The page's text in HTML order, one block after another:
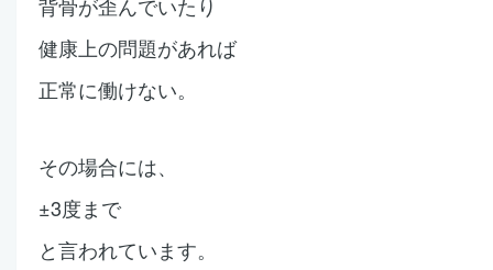
健康上の問題があれば
正常に働けない。
その場合には、
±3度まで
と言われています。